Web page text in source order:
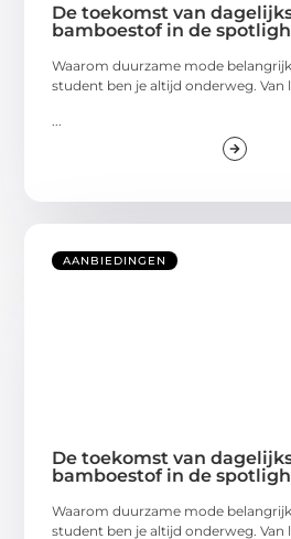
De toekomst van
bamboestof in de
Waarom duurzame mode
student ben je altijd onderweg. Van
...
AANBIEDINGEN
De toekomst van
bamboestof in de
Waarom duurzame mode
student ben je altijd onderweg. Van